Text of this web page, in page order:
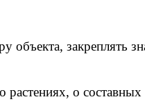
объекта,
о